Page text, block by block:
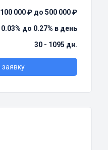
000 ₽ до 500 000 ₽
до 0.27% в день
30 - 1095 дн.